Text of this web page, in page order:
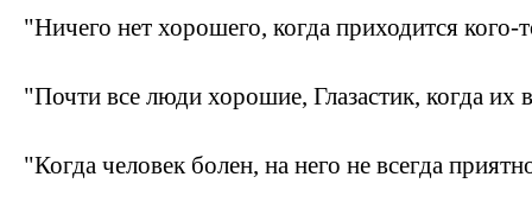
"Ничего нет хорошего, когда приходится кого-
"Почти все люди хорошие, Глазастик, когда
"Когда человек болен, на него не всегда